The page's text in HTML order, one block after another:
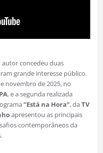
concedeu duas
grande interesse público.
novembro de 2025, no
, e a segunda realizada
“Está na Hora”, daTV
apresentou as principais
contemporâneos da